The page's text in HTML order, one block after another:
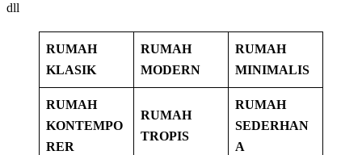
dll
RUMAH
KLASIK
RUMAH
MODERN
RUMAH
MINIMALIS
RUMAH
KONTEMPO
RER
RUMAH
TROPIS
RUMAH
SEDERHAN
A